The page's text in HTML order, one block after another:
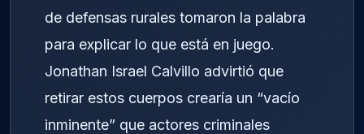
de defensas rurales tomaron la palabra
para explicar lo que está en juego.
Jonathan Israel Calvillo advirtió que
retirar estos cuerpos crearía un “vacío
inminente” que actores criminales